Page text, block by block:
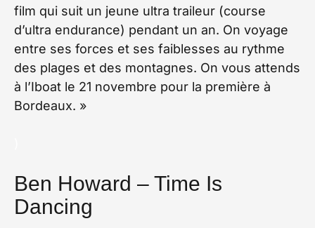
film qui suit un jeune ultra traileur (course
d’ultra endurance) pendant un an. On voyage
entre ses forces et ses faiblesses au rythme
des plages et des montagnes. On vous attends
à l’Iboat le 21 novembre pour la première à
Bordeaux. »
Ben Howard – Time Is
Dancing